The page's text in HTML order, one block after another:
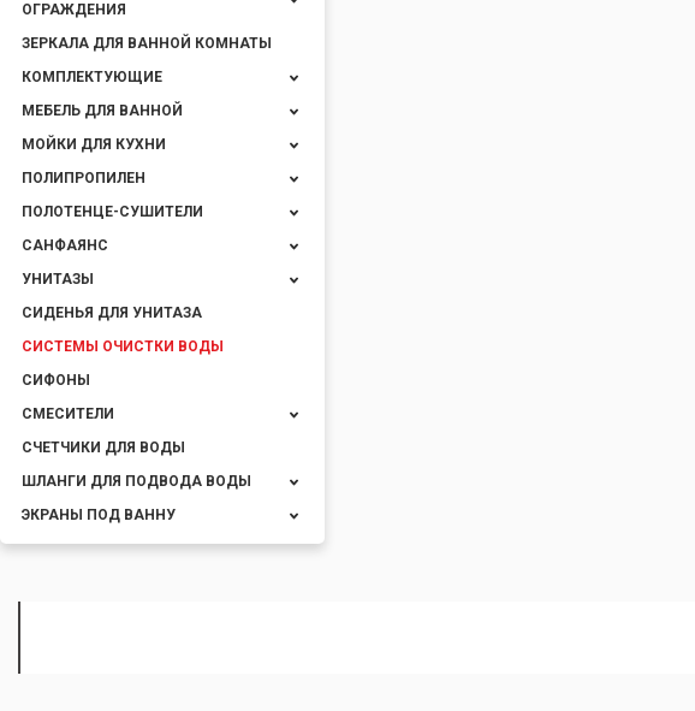
ОГРАЖДЕНИЯ
ЗЕРКАЛА ДЛЯ ВАННОЙ КОМНАТЫ
КОМПЛЕКТУЮЩИЕ
МЕБЕЛЬ ДЛЯ ВАННОЙ
МОЙКИ ДЛЯ КУХНИ
ПОЛИПРОПИЛЕН
ПОЛОТЕНЦЕ-СУШИТЕЛИ
САНФАЯНС
УНИТАЗЫ
СИДЕНЬЯ ДЛЯ УНИТАЗА
СИСТЕМЫ ОЧИСТКИ ВОДЫ
СИФОНЫ
СМЕСИТЕЛИ
СЧЕТЧИКИ ДЛЯ ВОДЫ
ШЛАНГИ ДЛЯ ПОДВОДА ВОДЫ
ЭКРАНЫ ПОД ВАННУ